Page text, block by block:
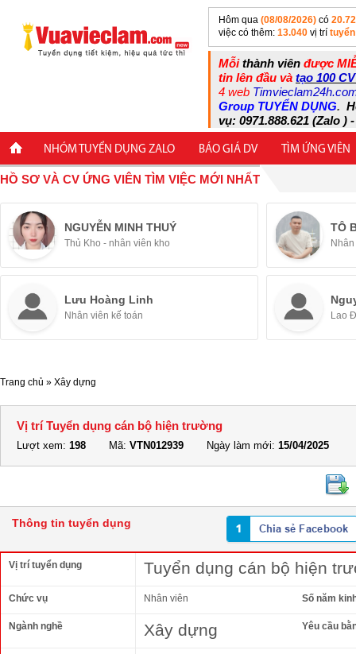
Hôm qua (08/08/2026) có
việc có thêm: 13.040 vị trí
Mỗithành viên được
tin lên đầu và tạo 100
4 web
Group TUYỂN DỤNG.
vụ: 0971.888.621 (Zalo )
NHÓM TUYỂN DỤNG ZALO BÁO GIÁ DV TÌM ỨNG VIÊN
HỒ SƠ VÀ CV ỨNG VIÊN TÌM VIỆC MỚI NHẤT
NGUYỄN MINH THUÝ
Thủ Kho - nhân viên kho
TÔ
Lưu Hoàng Linh
Nhân viên kế toán Lao
Trang chủ » Xây dựng
Vị trí Tuyển dụng cán bộ hiện trường
Lượt xem: 198 Mã: VTN012939 Ngày làm mới: 15/04/2025
Thông tin tuyển dụng
Vị trí tuyển dụng Tuyển dụng cán bộ hiện
Chức vụ Nhân viên Số năm
Ngành nghề Xây dựng Yêu cầu